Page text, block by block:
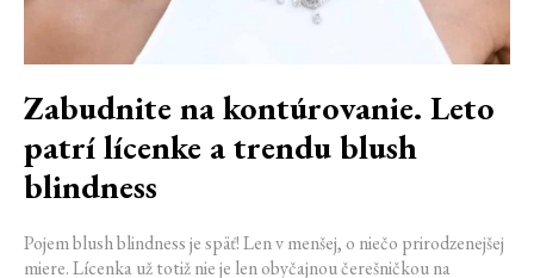
Zabudnite na kontúrovanie. Leto
patrí lícenke a trendu blush
blindness
Pojem blush blindness je späť! Len v menšej, o niečo prirodzenejšej
miere. Lícenka už totiž nie je len obyčajnou čerešničkou na